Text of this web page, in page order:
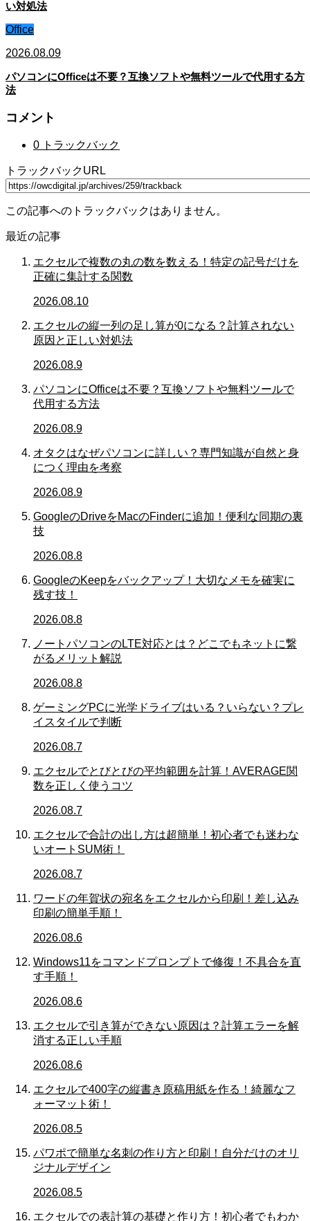
い対処法
Office
2026.08.09
パソコンにOfficeは不要？互換ソフトや無料ツールで代用する方
法
コメント
0 トラックバック
トラックバックURL
この記事へのトラックバックはありません。
最近の記事
エクセルで複数の丸の数を数える！特定の記号だけを
正確に集計する関数
2026.08.10
エクセルの縦一列の足し算が0になる？計算されない
原因と正しい対処法
2026.08.9
パソコンにOfficeは不要？互換ソフトや無料ツールで
代用する方法
2026.08.9
オタクはなぜパソコンに詳しい？専門知識が自然と身
につく理由を考察
2026.08.9
GoogleのDriveをMacのFinderに追加！便利な同期の裏
技
2026.08.8
GoogleのKeepをバックアップ！大切なメモを確実に
残す技！
2026.08.8
ノートパソコンのLTE対応とは？どこでもネットに繋
がるメリット解説
2026.08.8
ゲーミングPCに光学ドライブはいる？いらない？プレ
イスタイルで判断
2026.08.7
エクセルでとびとびの平均範囲を計算！AVERAGE関
数を正しく使うコツ
2026.08.7
エクセルで合計の出し方は超簡単！初心者でも迷わな
いオートSUM術！
2026.08.7
ワードの年賀状の宛名をエクセルから印刷！差し込み
印刷の簡単手順！
2026.08.6
Windows11をコマンドプロンプトで修復！不具合を直
す手順！
2026.08.6
エクセルで引き算ができない原因は？計算エラーを解
消する正しい手順
2026.08.6
エクセルで400字の縦書き原稿用紙を作る！綺麗なフ
ォーマット術！
2026.08.5
パワポで簡単な名刺の作り方と印刷！自分だけのオリ
ジナルデザイン
2026.08.5
エクセルでの表計算の基礎と作り方！初心者でもわか